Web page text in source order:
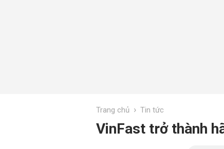
Trang chủ › Tin tức
VinFast trở thành